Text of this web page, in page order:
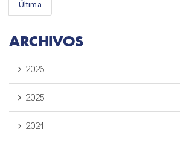
Última
ARCHIVOS
2026
2025
2024